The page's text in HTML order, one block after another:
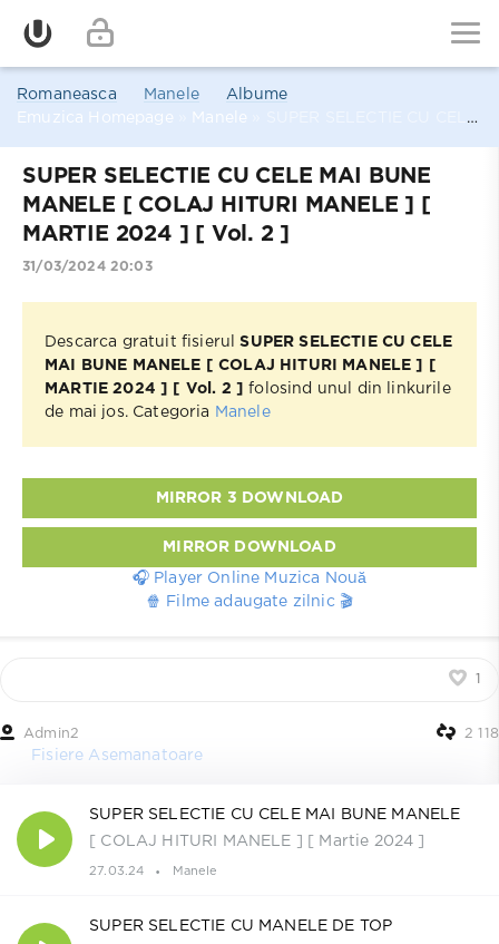
Romaneasca Manele
Albume
Emuzica Homepage
Manele
SUPER SELECTIE CU CELE MAI BUNE
MANELE [ COLAJ HITURI MANELE ] [
MARTIE 2024 ] [ Vol. 2 ]
31/03/2024 20:03
Descarca gratuit fisierulSUPER SELECTIE CU CELE
MAI BUNE MANELE [ COLAJ HITURI MANELE ] [
MARTIE 2024 ] [ Vol. 2 ] folosind unul din linkurile
de mai jos. Categoria
Manele
MIRROR 3 DOWNLOAD
MIRROR DOWNLOAD
🎧 Player Online Muzica Nouă
🍿 Filme adaugate zilnic 🎬
1
Admin2 2 118
Fisiere Asemanatoare
SUPER SELECTIE CU CELE MAI BUNE MANELE
[ COLAJ HITURI MANELE ] [ Martie 2024 ]
27.03.24 Manele
SUPER SELECTIE CU MANELE DE TOP